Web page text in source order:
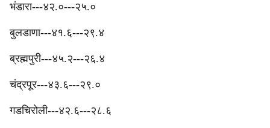
भंडारा---४२.०---२५.०
बुलडाणा---४१.६---२९.४
ब्रह्मपुरी---४५.२---२६.४‎
चंद्रपूर---४३.६---२९.०
‎गडचिरोली---४२.६---२८.६